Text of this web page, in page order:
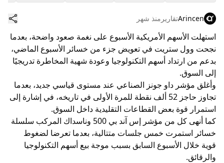
Arincenتقارير منذ شهر
استهلت الأسهم الأمريكية الأسبوع على نغمة صعود واضحة، بعدما
نجحت وول ستريت في تعويض جزء من خسائر الأسبوع الماضي،
بدعم من ارتداد أسهم التكنولوجيا وعودة شهية المخاطرة تدريجيًا
إلى السوق.
وأغلق مؤشر داو جونز الصناعي عند مستوى قياسي جديد، بعدما
تجاوز حاجز 52 ألف نقطة للمرة الأولى في تاريخه، في إشارة إلى
استمرار قوة بعض القطاعات التقليدية داخل السوق.
كما أنهى كل من مؤشر إس آند بي 500 وناسداك المركب سلسلة
خسائر استمرت خمس جلسات متتالية، بعدما تعرضا لضغوط
قوية خلال الأسبوع السابق بسبب موجة بيع أسهم التكنولوجيا
والرقائق.